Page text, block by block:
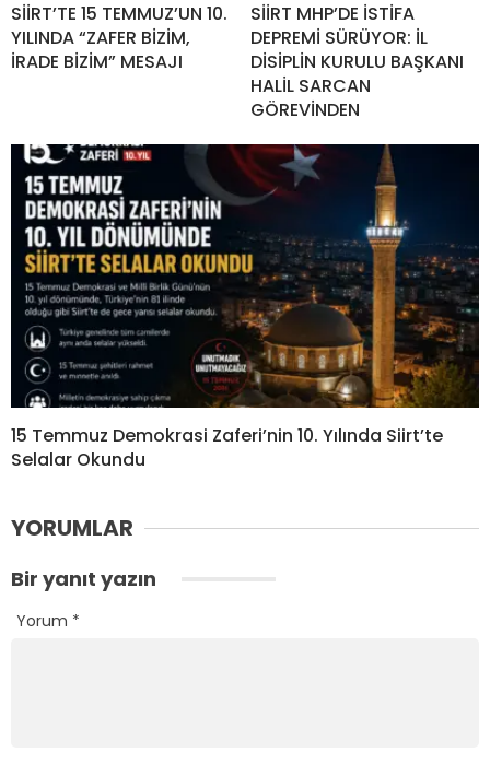
SİİRT’TE 15 TEMMUZ’UN 10.
YILINDA “ZAFER BİZİM,
İRADE BİZİM” MESAJI
SİİRT MHP’DE İSTİFA
DEPREMİ SÜRÜYOR: İL
DİSİPLİN KURULU BAŞKANI
HALİL SARCAN
GÖREVİNDEN
15 Temmuz Demokrasi Zaferi’nin 10. Yılında Siirt’te
Selalar Okundu
YORUMLAR
Bir yanıt yazın
Yorum *